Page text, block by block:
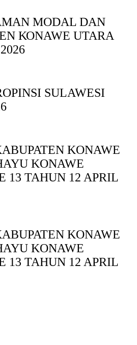
MODAL DAN
ΚΟNAWE UTARA
SULAWESI
KONAWE
KONAWE
13 TAHUN 12 APRIL
KONAWE
KONAWE
13 TAHUN 12 APRIL